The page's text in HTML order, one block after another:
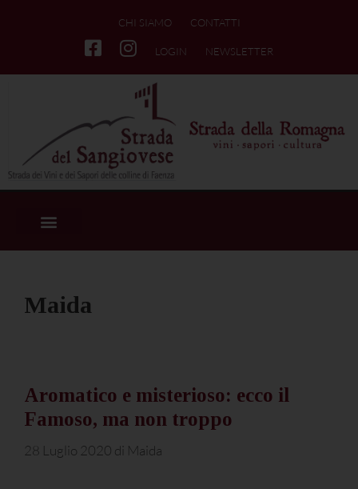
CHI SIAMO CONTATTI
LOGIN NEWSLETTER
Maida
Aromatico e misterioso: ecco il
Famoso, ma non troppo
28 Luglio 2020 di Maida